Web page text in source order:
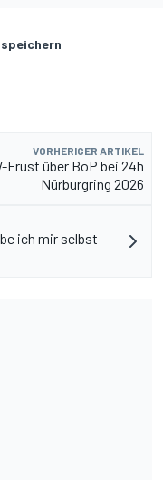
VORHERIGER ARTIKEL
über BoP bei 24h
Nürburgring 2026
ich mir selbst